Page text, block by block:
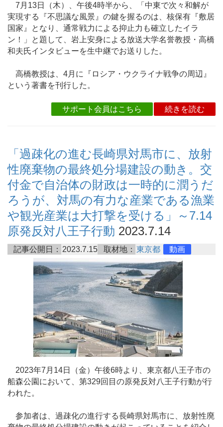
7月13日（木）、午後4時半から、「中東で次々和解が
実現する『不思議な風景』の鍵を握るのは、核保有『敷居
国家』となり、通常戦力による抑止力も確立したイラ
ン！」と題して、岩上安身による放送大学名誉教授・高橋
和夫氏インタビューを生中継でお送りした。
高橋教授は、4月に『ロシア・ウクライナ戦争の周辺』
という著書を刊行した。
サポート会員はこちら 続きを読む
「過疎化の進む長崎県対馬市に、放射
性廃棄物の最終処分場建設の動き。交
付金で自治体の財政は一時的に潤うだ
ろうが、対馬の有力な産業である漁業
や観光産業は大打撃を受ける」～7.14
原発反対八王子行動 2023.7.14
記事公開日： 2023.7.15 取材地： 東京都 動画
2023年7月14日（金）午後6時より、東京都八王子市の
船森公園において、第329回目の原発反対八王子行動が行
われた。
参加者は、過疎化の進行する長崎県対馬市に、放射性廃